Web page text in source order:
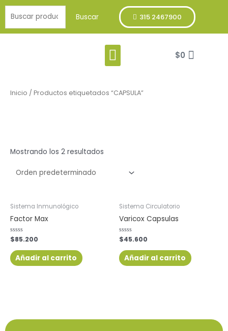
contenido
por:
Buscar 315 2467900
Menu $0
Inicio / Productos etiquetados “CAPSULA”
Mostrando los 2 resultados
Sistema Inmunológico
Factor Max
Valorado
con
de
5
$85.200
Añadir al carrito
Sistema Circulatorio
Varicox Capsulas
Valorado
con
de
5
$45.600
Añadir al carrito